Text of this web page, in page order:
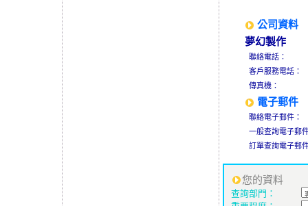
公司資料
夢幻製作
聯絡電話︰
客戶服務電話：
傳真機：
電子郵件
聯絡電子郵件：
一般查詢電子郵
訂單查詢電子郵
您的資料
查詢部門：